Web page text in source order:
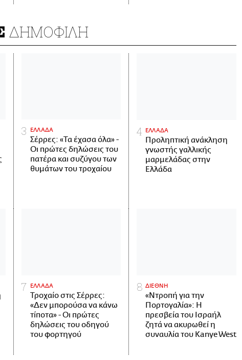
ΔΗΜΟΦΙΛΗ
ΕΛΛΑΔΑ
Σέρρες: «Τα έχασα όλα» -
Οι πρώτες δηλώσεις του
πατέρα και συζύγου των
θυμάτων του τροχαίου
ΕΛΛΑΔΑ
Προληπτική ανάκληση
γνωστής γαλλικής
μαρμελάδας στην
Ελλάδα
ΕΛΛΑΔΑ
Τροχαίο στις Σέρρες:
«Δεν μπορούσα να κάνω
τίποτα» - Οι πρώτες
δηλώσεις του οδηγού
του φορτηγού
ΔΙΕΘΝΗ
«Ντροπή για την
Πορτογαλία»: Η
πρεσβεία του Ισραήλ
ζητά να ακυρωθεί η
συναυλία του Kanye West